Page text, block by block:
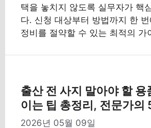
택을 놓치지 않도록 실무자가 핵
다. 신청 대상부터 방법까지 한
정비를 절약할 수 있는 최적의 가
출산 전 사지 말아야 할 용
이는 팁 총정리, 전문가의
2026년 05월 09일